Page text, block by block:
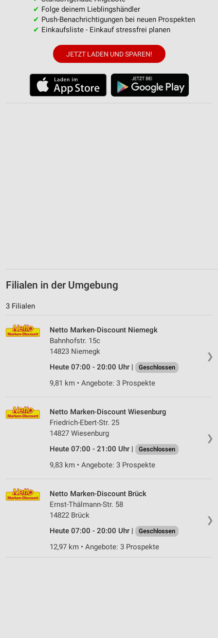
✔ Folge deinem Lieblingshändler
✔ Push-Benachrichtigungen bei neuen Prospekten
✔ Einkaufsliste - Einkauf stressfrei planen
JETZT LADEN UND SPAREN!
Filialen in der Umgebung
3 Filialen
❯
Netto Marken-Discount Niemegk
Bahnhofstr. 15c
14823 Niemegk
Heute 07:00 - 20:00 Uhr |
Geschlossen
9,81 km • Angebote: 3 Prospekte
❯
Netto Marken-Discount Wiesenburg
Friedrich-Ebert-Str. 25
14827 Wiesenburg
Heute 07:00 - 21:00 Uhr |
Geschlossen
9,83 km • Angebote: 3 Prospekte
❯
Netto Marken-Discount Brück
Ernst-Thälmann-Str. 58
14822 Brück
Heute 07:00 - 20:00 Uhr |
Geschlossen
12,97 km • Angebote: 3 Prospekte
Funktional
Werbung